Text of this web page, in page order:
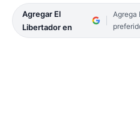
Agregar El
Libertador en
Agrega